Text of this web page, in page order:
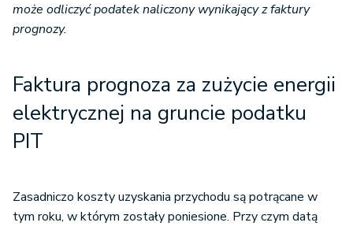
może odliczyć podatek naliczony wynikający z faktury
prognozy.
Faktura prognoza za zużycie energii
elektrycznej na gruncie podatku
PIT
Zasadniczo koszty uzyskania przychodu są potrącane w
tym roku, w którym zostały poniesione. Przy czym datą